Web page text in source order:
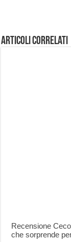
Articoli correlati
Recensione
che sorprende